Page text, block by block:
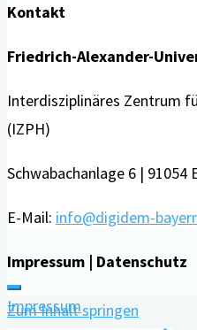
Kontakt
Friedrich-Alexander-
Interdisziplinäres Zentrum
(IZPH)
Schwabachanlage 6 | 91054
E-Mail: info@digidem-
Impressum | Datenschutz
Impressum
Zum Inhalt springen